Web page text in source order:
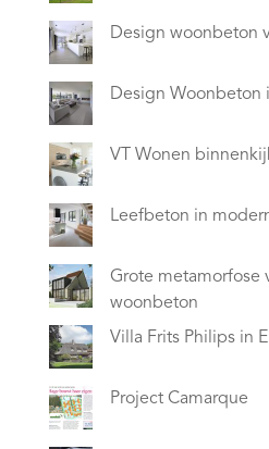
Design woonbeton
Design Woonbeton
VT Wonen
Leefbeton in
Grote metamorfose
woonbeton
Villa Frits Philips in
Project Camarque